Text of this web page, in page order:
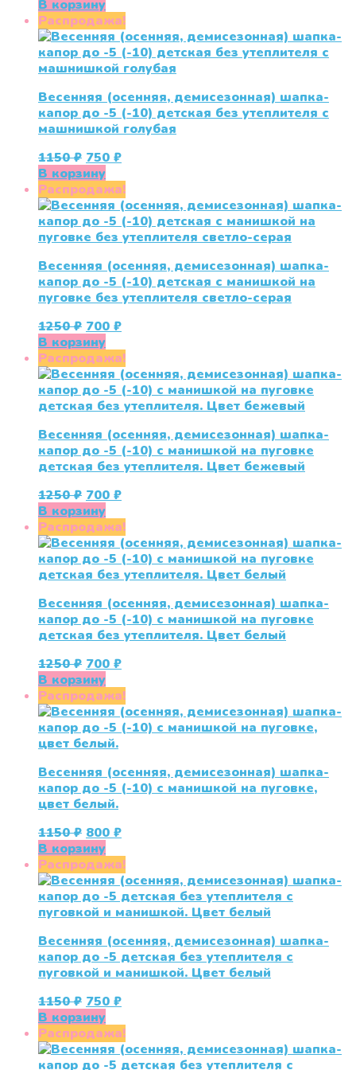
цена
составляла
1150 ₽.
750 ₽.
В корзину
Распродажа!
Весенняя (осенняя, демисезонная) шапка-
капор до -5 (-10) детская без утеплителя с
машнишкой голубая
1150₽ Первоначальная
цена
составляла
1150 ₽.
750 ₽Текущая
750 ₽.
В корзину
Распродажа!
Весенняя (осенняя, демисезонная) шапка-
капор до -5 (-10) детская с манишкой на
пуговке без утеплителя светло-серая
1250₽ Первоначальная
цена
составляла
1250 ₽.
700 ₽Текущая
700 ₽.
В корзину
Распродажа!
Весенняя (осенняя, демисезонная) шапка-
капор до -5 (-10) с манишкой на пуговке
детская без утеплителя. Цвет бежевый
1250₽ Первоначальная
цена
составляла
1250 ₽.
700 ₽Текущая
700 ₽.
В корзину
Распродажа!
Весенняя (осенняя, демисезонная) шапка-
капор до -5 (-10) с манишкой на пуговке
детская без утеплителя. Цвет белый
1250₽ Первоначальная
цена
составляла
1250 ₽.
700 ₽Текущая
700 ₽.
В корзину
Распродажа!
Весенняя (осенняя, демисезонная) шапка-
капор до -5 (-10) с манишкой на пуговке,
цвет белый.
1150₽ Первоначальная
цена
составляла
1150 ₽.
800 ₽Текущая
800 ₽.
В корзину
Распродажа!
Весенняя (осенняя, демисезонная) шапка-
капор до -5 детская без утеплителя с
пуговкой и манишкой. Цвет белый
1150₽ Первоначальная
цена
составляла
1150 ₽.
750 ₽Текущая
750 ₽.
В корзину
Распродажа!